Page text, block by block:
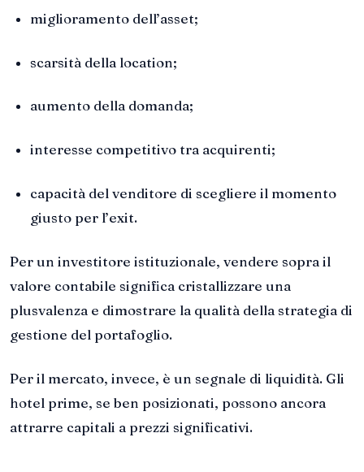
miglioramento dell’asset;
scarsità della location;
aumento della domanda;
interesse competitivo tra acquirenti;
capacità del venditore di scegliere il momento
giusto per l’exit.
Per un investitore istituzionale, vendere sopra il
valore contabile significa cristallizzare una
plusvalenza e dimostrare la qualità della strategia di
gestione del portafoglio.
Per il mercato, invece, è un segnale di liquidità. Gli
hotel prime, se ben posizionati, possono ancora
attrarre capitali a prezzi significativi.